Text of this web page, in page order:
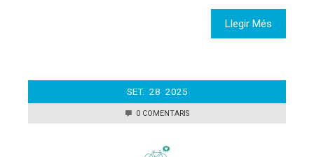
Llegir Més
SET. 28 2025
0 COMENTARIS